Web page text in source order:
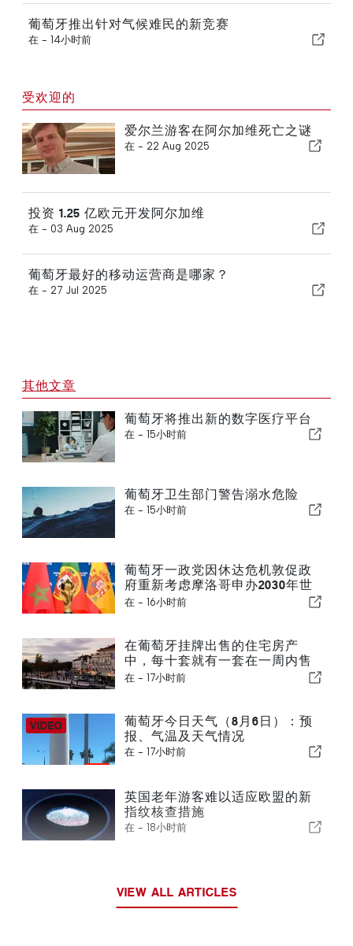
葡萄牙推出针对气候难民的新竞赛
在 - 14小时前
受欢迎的
爱尔兰游客在阿尔加维死亡之谜
在 - 22 Aug 2025
投资 1.25 亿欧元开发阿尔加维
在 - 03 Aug 2025
葡萄牙最好的移动运营商是哪家？
在 - 27 Jul 2025
其他文章
葡萄牙将推出新的数字医疗平台
在 - 15小时前
葡萄牙卫生部门警告溺水危险
在 - 15小时前
葡萄牙一政党因休达危机敦促政
府重新考虑摩洛哥申办2030年世
界杯一事
在 - 16小时前
在葡萄牙挂牌出售的住宅房产
中，每十套就有一套在一周内售
出
在 - 17小时前
葡萄牙今日天气（8月6日）：预
报、气温及天气情况
在 - 17小时前
英国老年游客难以适应欧盟的新
指纹核查措施
在 - 18小时前
VIEW ALL ARTICLES